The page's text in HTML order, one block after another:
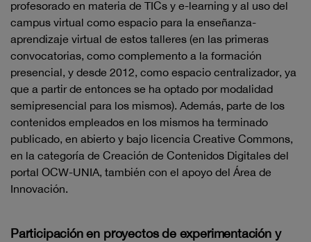
profesorado en materia de TICs y e-learning y al uso del
campus virtual como espacio para la enseñanza-
aprendizaje virtual de estos talleres (en las primeras
convocatorias, como complemento a la formación
presencial, y desde 2012, como espacio centralizador, ya
que a partir de entonces se ha optado por modalidad
semipresencial para los mismos). Además, parte de los
contenidos empleados en los mismos ha terminado
publicado, en abierto y bajo licencia Creative Commons,
en la categoría de Creación de Contenidos Digitales del
portal OCW-UNIA, también con el apoyo del Área de
Innovación.
Participación en proyectos de experimentación y